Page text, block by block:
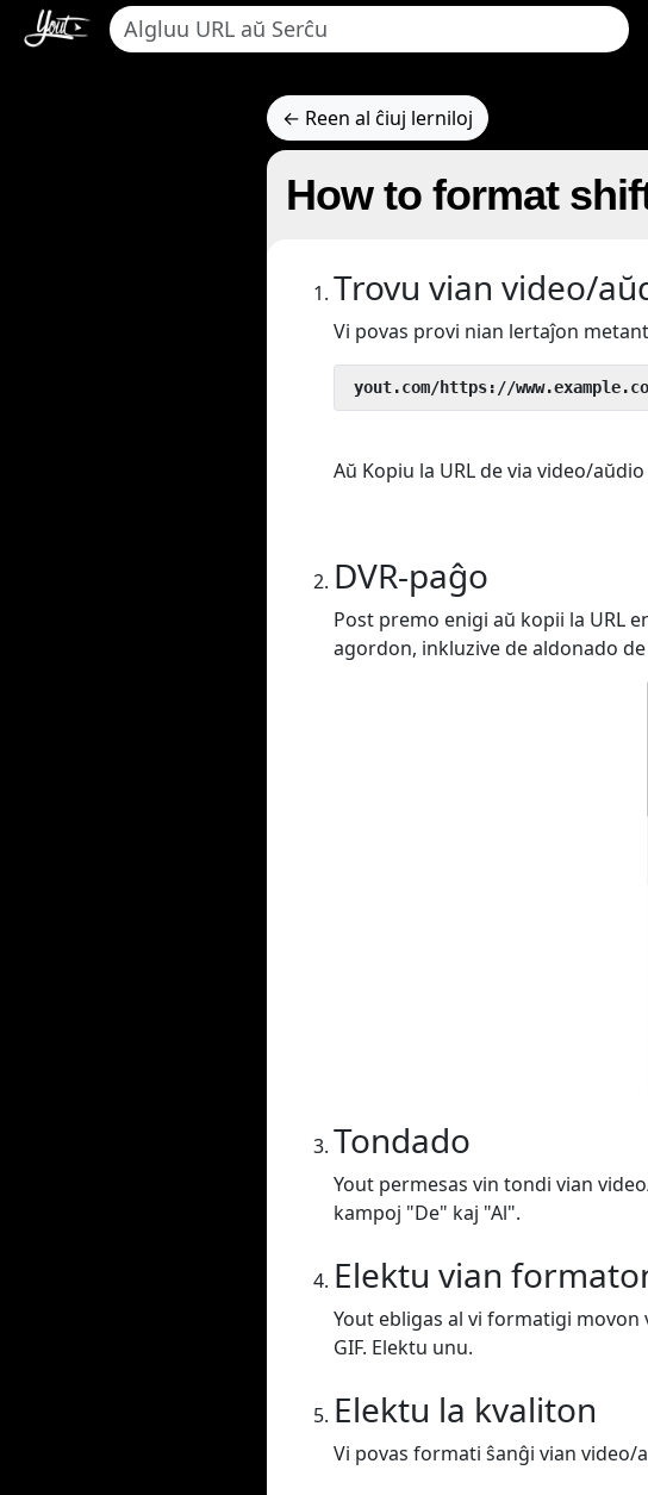
← Reen al ĉiuj lerniloj
How to format
Trovu vian video/
Vi povas provi nian lertaĵon
yout.com/https://
Aŭ Kopiu la URL de via video/
DVR-paĝo
Post premo enigi aŭ kopii la URL
agordon, inkluzive de aldonado
Tondado
Yout permesas vin tondi vian
kampoj "De" kaj "Al".
Elektu vian
Yout ebligas al vi formatigi movon
GIF. Elektu unu.
Elektu la kvaliton
Vi povas formati ŝanĝi vian video/